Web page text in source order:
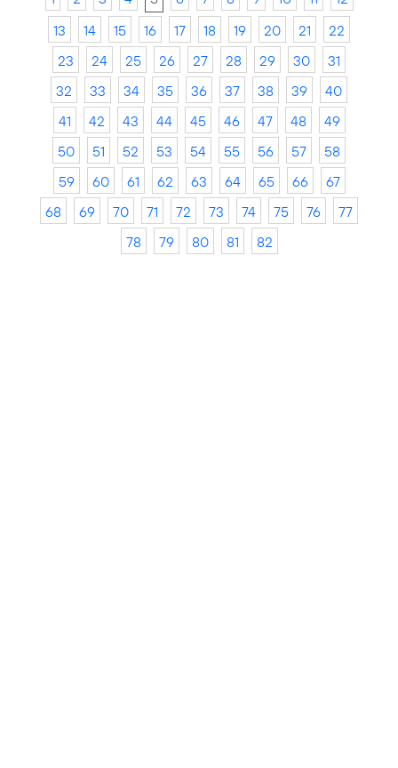
13
14 15 16 17 18 19 20 21
22
23
24 25 26 27 28 29 30
31
32
33 34 35 36 37 38 39
40
41
42 43 44 45 46 47 48
49
50
51 52 53 54 55 56 57
58
59
60 61 62 63 64 65 66
67
68
69 70 71 72 73 74 75 76
77
78
79 80 81 82